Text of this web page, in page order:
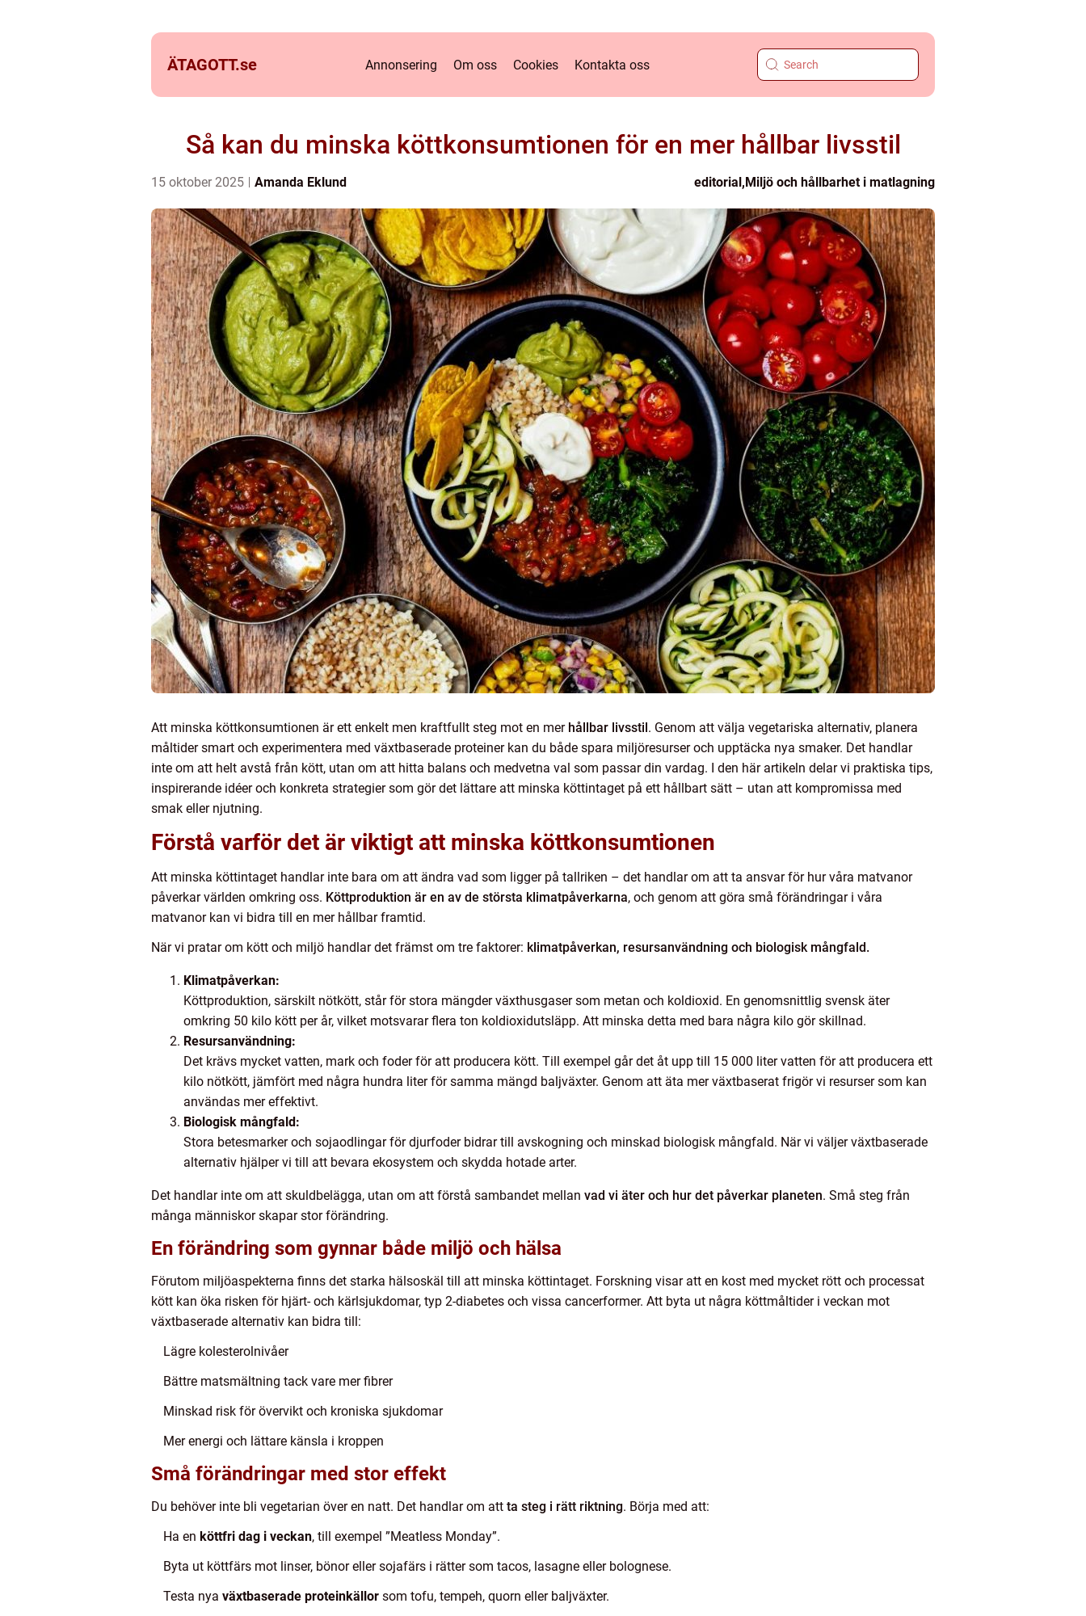
ÄTAGOTT.se Annonsering Om oss Cookies Kontakta oss
Så kan du minska köttkonsumtionen för en mer hållbar livsstil
15 oktober 2025 Amanda Eklund editorial,Miljö och hållbarhet i matlagning
Att minska köttkonsumtionen är ett enkelt men kraftfullt steg mot en mer hållbar livsstil. Genom att välja vegetariska alternativ, planera
måltider smart och experimentera med växtbaserade proteiner kan du både spara miljöresurser och upptäcka nya smaker. Det handlar
inte om att helt avstå från kött, utan om att hitta balans och medvetna val som passar din vardag. I den här artikeln delar vi praktiska tips,
inspirerande idéer och konkreta strategier som gör det lättare att minska köttintaget på ett hållbart sätt – utan att kompromissa med
smak eller njutning.
Förstå varför det är viktigt att minska köttkonsumtionen
Att minska köttintaget handlar inte bara om att ändra vad som ligger på tallriken – det handlar om att ta ansvar för hur våra matvanor
påverkar världen omkring oss. Köttproduktion är en av de största klimatpåverkarna, och genom att göra små förändringar i våra
matvanor kan vi bidra till en mer hållbar framtid.
När vi pratar om kött och miljö handlar det främst om tre faktorer: klimatpåverkan, resursanvändning och biologisk mångfald.
Klimatpåverkan:
Köttproduktion, särskilt nötkött, står för stora mängder växthusgaser som metan och koldioxid. En genomsnittlig svensk äter
omkring 50 kilo kött per år, vilket motsvarar flera ton koldioxidutsläpp. Att minska detta med bara några kilo gör skillnad.
Resursanvändning:
Det krävs mycket vatten, mark och foder för att producera kött. Till exempel går det åt upp till 15 000 liter vatten för att producera ett
kilo nötkött, jämfört med några hundra liter för samma mängd baljväxter. Genom att äta mer växtbaserat frigör vi resurser som kan
användas mer effektivt.
Biologisk mångfald:
Stora betesmarker och sojaodlingar för djurfoder bidrar till avskogning och minskad biologisk mångfald. När vi väljer växtbaserade
alternativ hjälper vi till att bevara ekosystem och skydda hotade arter.
Det handlar inte om att skuldbelägga, utan om att förstå sambandet mellan vad vi äter och hur det påverkar planeten. Små steg från
många människor skapar stor förändring.
En förändring som gynnar både miljö och hälsa
Förutom miljöaspekterna finns det starka hälsoskäl till att minska köttintaget. Forskning visar att en kost med mycket rött och processat
kött kan öka risken för hjärt- och kärlsjukdomar, typ 2-diabetes och vissa cancerformer. Att byta ut några köttmåltider i veckan mot
växtbaserade alternativ kan bidra till:
Lägre kolesterolnivåer
Bättre matsmältning tack vare mer fibrer
Minskad risk för övervikt och kroniska sjukdomar
Mer energi och lättare känsla i kroppen
Små förändringar med stor effekt
Du behöver inte bli vegetarian över en natt. Det handlar om att ta steg i rätt riktning. Börja med att:
Ha en köttfri dag i veckan, till exempel ”Meatless Monday”.
Byta ut köttfärs mot linser, bönor eller sojafärs i rätter som tacos, lasagne eller bolognese.
Testa nya växtbaserade proteinkällor som tofu, tempeh, quorn eller baljväxter.